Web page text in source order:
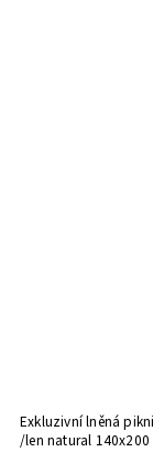
Exkluzivní lněná
/len natural 140x200